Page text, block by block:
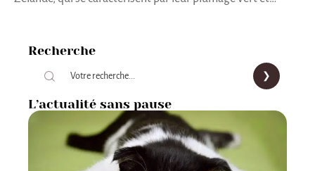
Recherche
L’actualité sans pause